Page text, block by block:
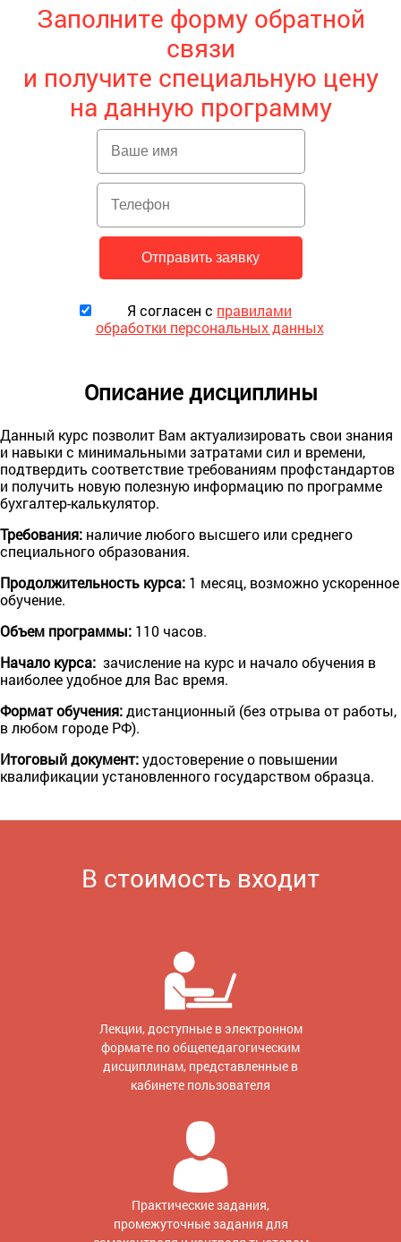
Заполните форму обратной
связи
и получите специальную цену
на данную программу
Я согласен с правилами
обработки персональных данных
Описание дисциплины
Данный курс позволит Вам актуализировать свои знания
и навыки с минимальными затратами сил и времени,
подтвердить соответствие требованиям профстандартов
и получить новую полезную информацию по программе
бухгалтер-калькулятор.
Требования: наличие любого высшего или среднего
специального образования.
Продолжительность курса: 1 месяц, возможно ускоренное
обучение.
Объем программы: 110 часов.
Начало курса: зачисление на курс и начало обучения в
наиболее удобное для Вас время.
Формат обучения:дистанционный (без отрыва от работы,
в любом городе РФ).
Итоговый документ:удостоверение о повышении
квалификации установленного государством образца.
В стоимость входит
Лекции, доступные в электронном
формате по общепедагогическим
дисциплинам, представленные в
кабинете пользователя
Практические задания,
промежуточные задания для